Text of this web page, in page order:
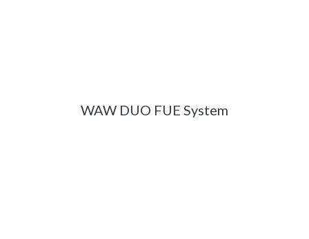
WAW DUO FUE System